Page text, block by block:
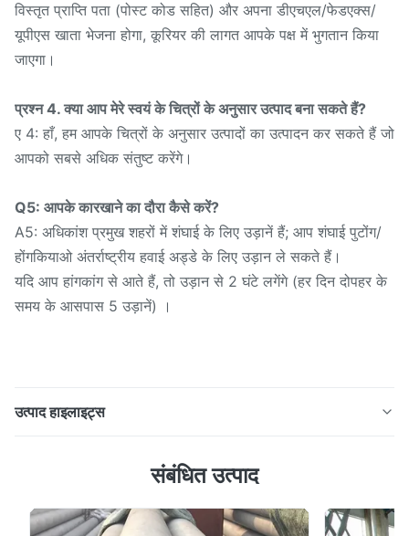
विस्तृत प्राप्ति पता (पोस्ट कोड सहित) और अपना डीएचएल/फेडएक्स/
यूपीएस खाता भेजना होगा, कूरियर की लागत आपके पक्ष में भुगतान किया
जाएगा।
प्रश्न 4. क्या आप मेरे स्वयं के चित्रों के अनुसार उत्पाद बना सकते हैं?
ए 4: हाँ, हम आपके चित्रों के अनुसार उत्पादों का उत्पादन कर सकते हैं जो
आपको सबसे अधिक संतुष्ट करेंगे।
Q5: आपके कारखाने का दौरा कैसे करें?
A5: अधिकांश प्रमुख शहरों में शंघाई के लिए उड़ानें हैं; आप शंघाई पुटोंग/
होंगकियाओ अंतर्राष्ट्रीय हवाई अड्डे के लिए उड़ान ले सकते हैं।
यदि आप हांगकांग से आते हैं, तो उड़ान से 2 घंटे लगेंगे (हर दिन दोपहर के
समय के आसपास 5 उड़ानें) ।
उत्पाद हाइलाइट्स
2205 2507 स्टेनलेस स्टील पाइप/स्टेनलेस स्टील ट्यूब स्टेनलेस
रासायनिक, चिकित्सा, खाद्य, प्रकाश उद्योग में प्रयोग किया जाता
संबंधित उत्पाद